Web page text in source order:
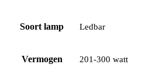
Soort lamp Ledbar
Vermogen 201-300 watt